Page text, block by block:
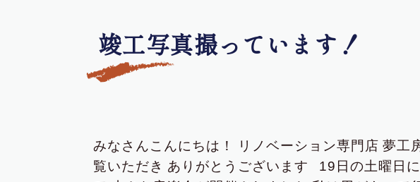
竣工写真撮っています！
みなさんこんにちは！ リノベーション専門店 夢工
覧いただき ありがとうございます 19日の土曜日に